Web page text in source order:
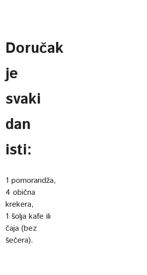
Doručak
je
svaki
dan
isti:
1 pomorandža,
4 obična
krekera,
1 šolja kafe ili
čaja (bez
šećera).